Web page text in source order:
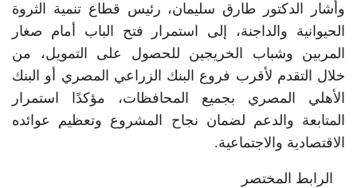
وأشار الدكتور طارق سليمان، رئيس قطاع تنمية الثروة
الحيوانية والداجنة، إلى استمرار فتح الباب أمام صغار
المربين وشباب الخريجين للحصول على التمويل، من
خلال التقدم لأقرب فروع البنك الزراعي المصري أو البنك
الأهلي المصري بجميع المحافظات، مؤكدًا استمرار
المتابعة والدعم لضمان نجاح المشروع وتعظيم عوائده
الاقتصادية والاجتماعية.
الرابط المختصر